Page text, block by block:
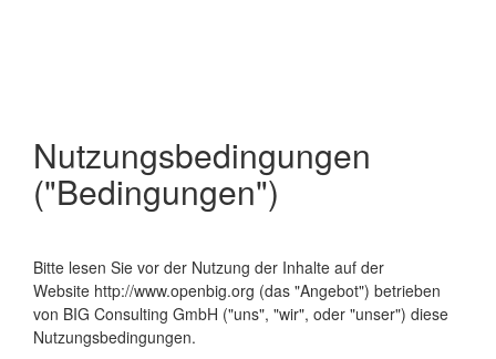
Nutzungsbedingungen
("Bedingungen")
Bitte lesen Sie vor der Nutzung der Inhalte auf der
Website http://www.openbig.org (das "Angebot") betrieben
von ​ BIG Consulting GmbH ("uns", "wir", oder "unser") diese
Nutzungsbedingungen.